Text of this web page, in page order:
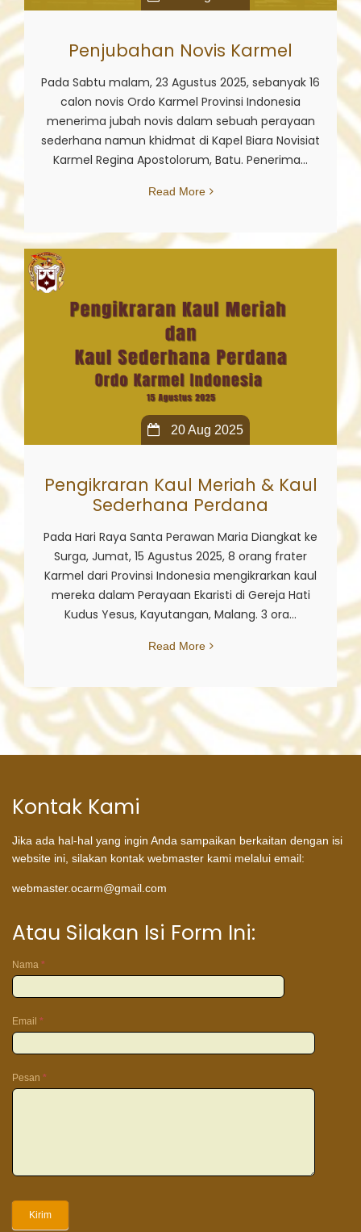
Penjubahan Novis Karmel
Pada Sabtu malam, 23 Agustus 2025, sebanyak 16
calon novis Ordo Karmel Provinsi Indonesia
menerima jubah novis dalam sebuah perayaan
sederhana namun khidmat di Kapel Biara Novisiat
Karmel Regina Apostolorum, Batu. Penerima...
Read More
20 Aug 2025
Pengikraran Kaul Meriah & Kaul
Sederhana Perdana
Pada Hari Raya Santa Perawan Maria Diangkat ke
Surga, Jumat, 15 Agustus 2025, 8 orang frater
Karmel dari Provinsi Indonesia mengikrarkan kaul
mereka dalam Perayaan Ekaristi di Gereja Hati
Kudus Yesus, Kayutangan, Malang. 3 ora...
Read More
Kontak Kami
Jika ada hal-hal yang ingin Anda sampaikan berkaitan dengan isi
website ini, silakan kontak webmaster kami melalui email:
webmaster.ocarm@gmail.com
Atau Silakan Isi Form Ini:
Atau
silakan
isi
form
ini:
Nama *
Email *
Pesan *
Kirim